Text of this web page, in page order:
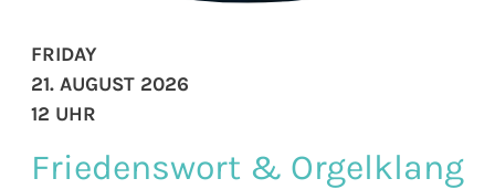
Friedenswort & Orgelklang
FRIDAY
21. AUGUST 2026
12 UHR